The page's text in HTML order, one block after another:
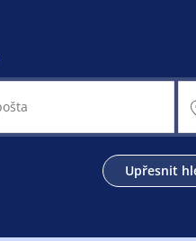
Upřesnit